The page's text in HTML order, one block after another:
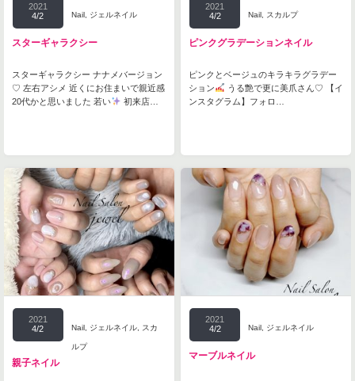
2021
4/2
Nail ジェルネイル
スターギャラクシー
スターギャラクシー ナナメバージョン
♡ 左右アシメ 近くにお住まいで親近感
20代かと思いました 若い
初来店…
2021
4/2
Nail スカルプ
ピンクグラデーションネイル
ピンクとベージュのキラキラグラデー
ション
うる艶で更に美爪さん♡ 【イ
ンスタグラム】フォロ…
2021
4/2
Nail ジェルネイル スカ
ルプ
親子ネイル
2021
4/2
Nail ジェルネイル
マーブルネイル